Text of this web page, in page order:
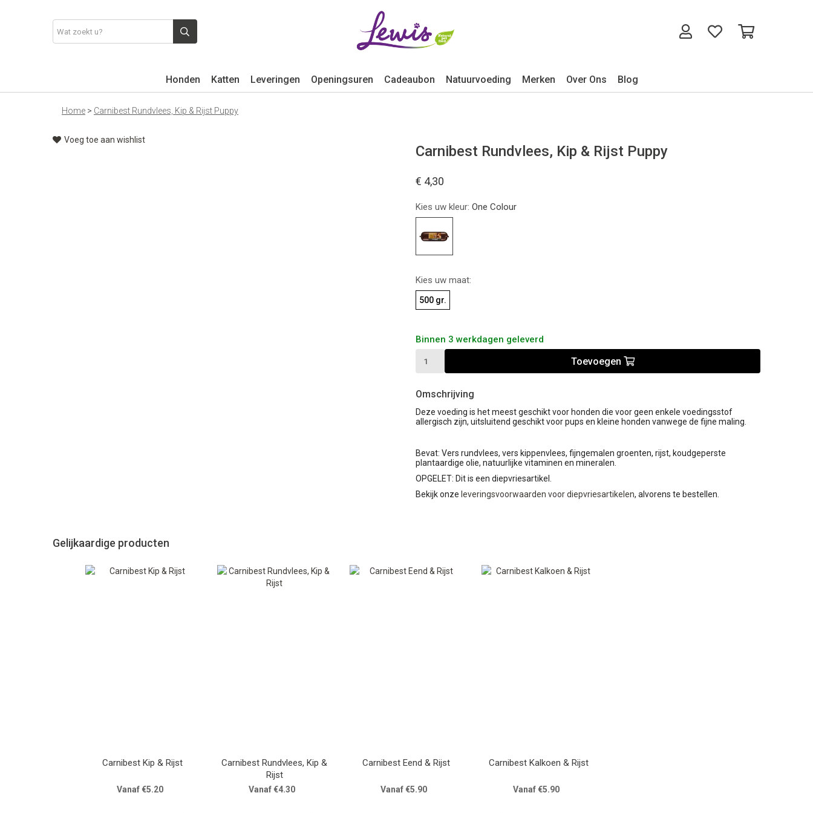
Honden Katten Leveringen Openingsuren Cadeaubon Natuurvoeding Merken Over Ons Blog
Home > Carnibest Rundvlees, Kip & Rijst Puppy
Voeg toe aan wishlist
Carnibest Rundvlees, Kip & Rijst Puppy
€ 4,30
Kies uw kleur: One Colour
Kies uw maat:
500 gr.
Binnen 3 werkdagen geleverd
Toevoegen
Omschrijving
Deze voeding is het meest geschikt voor honden die voor geen enkele voedingsstof
allergisch zijn, uitsluitend geschikt voor pups en kleine honden vanwege de fijne maling.
Bevat: Vers rundvlees, vers kippenvlees, fijngemalen groenten, rijst, koudgeperste
plantaardige olie, natuurlijke vitaminen en mineralen.
OPGELET: Dit is een diepvriesartikel.
Bekijk onze leveringsvoorwaarden voor diepvriesartikelen, alvorens te bestellen.
Gelijkaardige producten
Carnibest Kip & Rijst
Vanaf €5.20
Carnibest Rundvlees, Kip &
Rijst
Vanaf €4.30
Carnibest Eend & Rijst
Vanaf €5.90
Carnibest Kalkoen & Rijst
Vanaf €5.90